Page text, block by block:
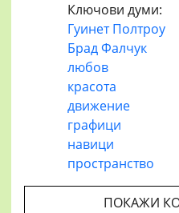
Ключови думи:
Гуинет Полтроу
Брад Фалчук
любов
красота
движение
графици
навици
пространство
ПОКАЖИ